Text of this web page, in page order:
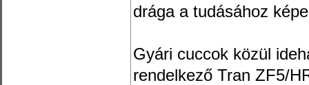
drága a tudásához
Gyári cuccok közül
rendelkező Tran ZF5/